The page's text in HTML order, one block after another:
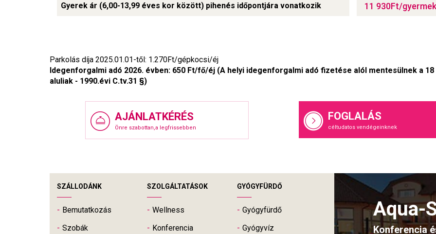
Gyerek ár (6,00-13,99 éves kor között) pihenés időpontjára vonatkozik 11 930Ft/
Parkolás díja 2025.01.01-től: 1.270Ft/gépkocsi/éj
Idegenforgalmi adó 2026. évben: 650 Ft/fő/éj (A helyi idegenforgalmi adó fizetése alól mentesülnek a 18
aluliak - 1990.évi C.tv.31 §)
AJÁNLATKÉRÉS
Önre szabottan,a legfrissebben
FOGLALÁS
céltudatos vendégeinknek
SZÁLLODÁNK
Bemutatkozás
Szobák
SZOLGÁLTATÁSOK
Wellness
Konferencia
GYÓGYFÜRDŐ
Gyógyfürdő
Gyógyvíz
Aqua-
Konferencia